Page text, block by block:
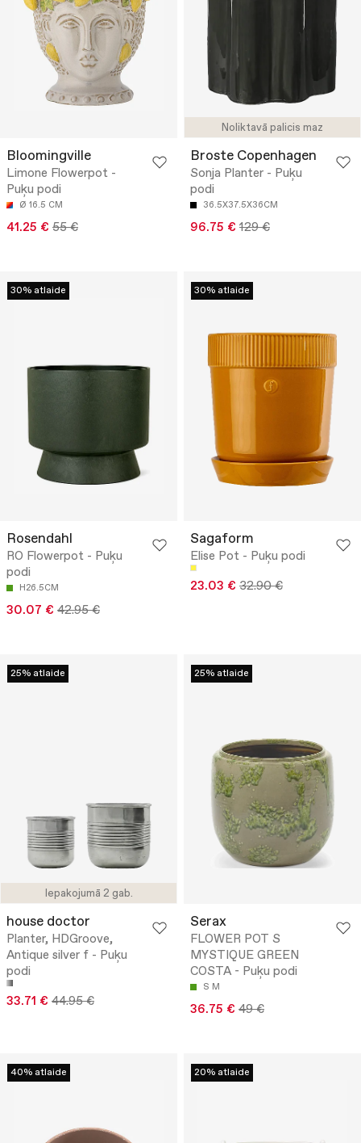
Bloomingville
Limone Flowerpot -
Puķu podi
Ø 16.5 CM
41.25 € 55 €
Noliktavā palicis maz
Broste Copenhagen
Sonja Planter - Puķu
podi
36.5X37.5X36CM
96.75 € 129 €
30% atlaide
Rosendahl
RO Flowerpot - Puķu
podi
H26.5CM
30.07 € 42.95 €
30% atlaide
Sagaform
Elise Pot - Puķu podi
23.03 € 32.90 €
Iepakojumā 2 gab.
25% atlaide
house doctor
Planter, HDGroove,
Antique silver f - Puķu
podi
33.71 € 44.95 €
25% atlaide
Serax
FLOWER POT S
MYSTIQUE GREEN
COSTA - Puķu podi
S M
36.75 € 49 €
40% atlaide 20% atlaide